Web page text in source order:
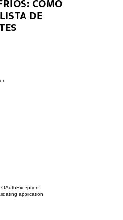
COMO
DE
OAuthException
application